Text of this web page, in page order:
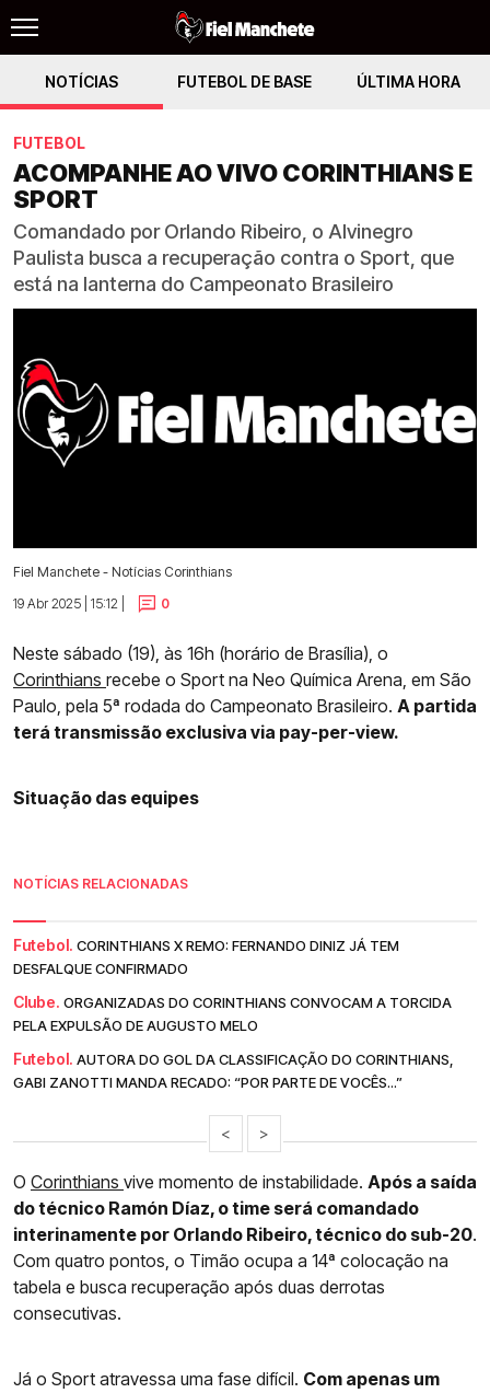
NOTÍCIAS FUTEBOL DE BASE ÚLTIMA HORA
FUTEBOL
ACOMPANHE AO VIVO CORINTHIANS E
SPORT
Comandado por Orlando Ribeiro, o Alvinegro
Paulista busca a recuperação contra o Sport, que
está na lanterna do Campeonato Brasileiro
Fiel Manchete - Notícias Corinthians
19 Abr 2025 | 15:12 |
0
Neste sábado (19), às 16h (horário de Brasília), o
Corinthians recebe o Sport na Neo Química Arena, em São
Paulo, pela 5ª rodada do Campeonato Brasileiro. A partida
terá transmissão exclusiva via pay-per-view.
Situação das equipes
NOTÍCIAS RELACIONADAS
Futebol. CORINTHIANS X REMO: FERNANDO DINIZ JÁ TEM
DESFALQUE CONFIRMADO
Clube. ORGANIZADAS DO CORINTHIANS CONVOCAM A TORCIDA
PELA EXPULSÃO DE AUGUSTO MELO
Futebol. AUTORA DO GOL DA CLASSIFICAÇÃO DO CORINTHIANS,
GABI ZANOTTI MANDA RECADO: “POR PARTE DE VOCÊS...”
< >
O Corinthians vive momento de instabilidade. Após a saída
do técnico Ramón Díaz, o time será comandado
interinamente por Orlando Ribeiro, técnico do sub-20.
Com quatro pontos, o Timão ocupa a 14ª colocação na
tabela e busca recuperação após duas derrotas
consecutivas.​
Já o Sport atravessa uma fase difícil. Com apenas um